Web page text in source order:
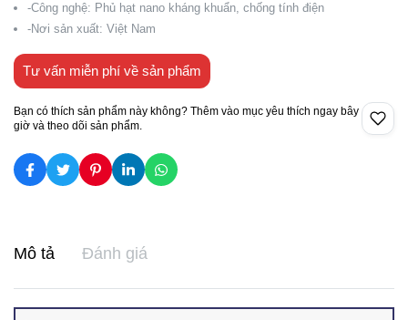
-Công nghệ: Phủ hạt nano kháng khuẩn, chống tính điện
-Nơi sản xuất: Việt Nam
Tư vấn miễn phí về sản phẩm
Bạn có thích sản phẩm này không? Thêm vào mục yêu thích ngay bây
giờ và theo dõi sản phẩm.
Mô tả Đánh giá